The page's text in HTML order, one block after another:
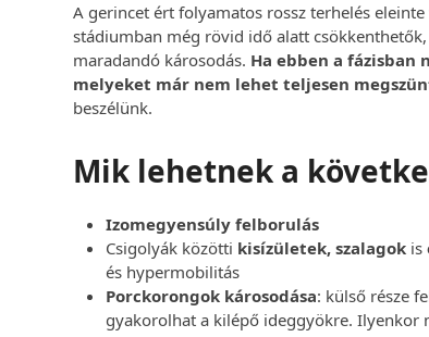
A gerincet ért folyamatos rossz terhelés eleinte
stádiumban még rövid idő alatt
maradandó károsodás. Ha ebben a
melyeket már nem lehet teljesen
beszélünk.
Mik lehetnek a
Izomegyensúly felborulás
Csigolyák közötti kisízületek, szalagok is
és hypermobilitás
Porckorongok károsodása: külső része
gyakorolhat a kilépő ideggyökre. Ilyenkor